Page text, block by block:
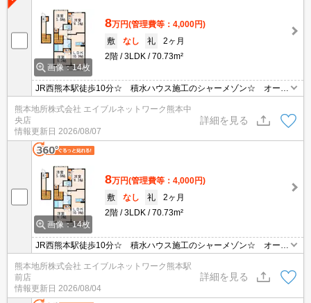
画像：14枚
8万円(管理費等：4,000円)
敷
なし 礼
2ヶ月
2階
3LDK 70.73m²
JR西熊本駅徒歩10分☆ 積水ハウス施工のシャーメゾン☆ オール
可能です☆ 浴室乾燥機付きで雨の日の洗濯も安心☆ 力合小・力
熊本地所株式会社 エイブルネットワーク熊本中
央店
情報更新日 2026/08/07
詳細を見る
画像：14枚
8万円(管理費等：4,000円)
敷
なし 礼
2ヶ月
2階
3LDK 70.73m²
JR西熊本駅徒歩10分☆ 積水ハウス施工のシャーメゾン☆ オール
電化物件☆ 駐車場1台付き無料☆ 2台目駐車場も3,300円で確保
可能です☆ 浴室乾燥機付きで雨の日の洗濯も安心☆ 力合小・力
熊本地所株式会社 エイブルネットワーク熊本駅
前店
情報更新日 2026/08/04
詳細を見る